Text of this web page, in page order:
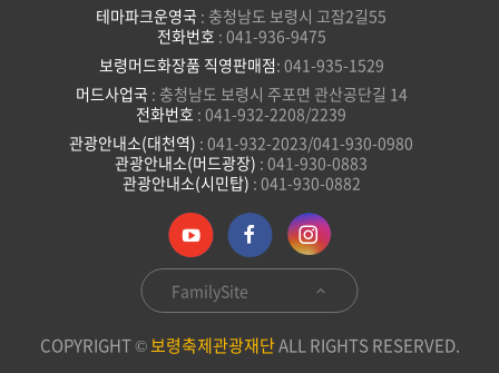
테마파크운영국 : 충청남도 보령시 고잠2길55
전화번호 : 041-936-9475
보령머드화장품 직영판매점: 041-935-1529
머드사업국 : 충청남도 보령시 주포면 관산공단길 14
전화번호 : 041-932-2208/2239
관광안내소(대천역) : 041-932-2023/041-930-0980
관광안내소(머드광장) : 041-930-0883
관광안내소(시민탑) : 041-930-0882
FamilySite
COPYRIGHT ©보령축제관광재단ALL RIGHTS RESERVED.